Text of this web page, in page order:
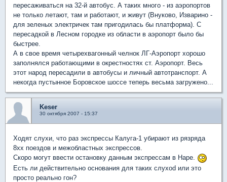
пересаживаться на 32-й автобус. А таких много - из аэропортов
не только летают, там и работают, и живут (Внуково, Изварино -
для зеленых электричек там пригодилась бы платформа). С
пересадкой в Лесном городке из области в аэропорт было бы
быстрее.
А в свое время четырехвагонный челнок ЛГ-Аэропорт хорошо
заполнялся работающими в окрестностях ст. Аэропорт. Весь
этот народ пересадили в автобусы и личный автотранспорт. А
некогда пустынное Боровское шоссе теперь весьма загружено...
Keser
30 октября 2007 - 15:37
Ходят слухи, что раз экспрессы Калуга-1 убирают из рязряда
8xx поездов и межобластных экспрессов.
Скоро могут ввести остановку данным экспрессам в Наре.
Есть ли действительно основания для таких слухоd или это
просто реально гон?